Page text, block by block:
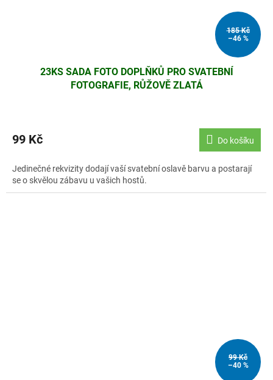
185 Kč
–46 %
23KS SADA FOTO DOPLŇKŮ PRO SVATEBNÍ
FOTOGRAFIE, RŮŽOVĚ ZLATÁ
99 Kč Do košíku
Jedinečné rekvizity dodají vaší svatební oslavě barvu a postarají
se o skvělou zábavu u vašich hostů.
99 Kč
–40 %